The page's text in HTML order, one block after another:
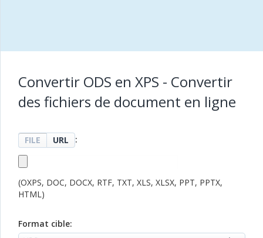
Convertir ODS en XPS - Convertir
des fichiers de document en ligne
FILE URL :
(OXPS, DOC, DOCX, RTF, TXT, XLS, XLSX, PPT, PPTX,
HTML)
Format cible: